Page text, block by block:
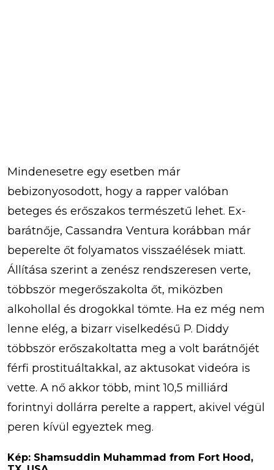
Mindenesetre egy esetben már
bebizonyosodott, hogy a rapper valóban
beteges és erőszakos természetű lehet. Ex-
barátnője, Cassandra Ventura korábban már
beperelte őt folyamatos visszaélések miatt.
Állítása szerint a zenész rendszeresen verte,
többször megerőszakolta őt, miközben
alkohollal és drogokkal tömte. Ha ez még nem
lenne elég, a bizarr viselkedésű P. Diddy
többször erőszakoltatta meg a volt barátnőjét
férfi prostituáltakkal, az aktusokat videóra is
vette. A nő akkor több, mint 10,5 milliárd
forintnyi dollárra perelte a rappert, akivel végül
peren kívül egyeztek meg.
Kép: Shamsuddin Muhammad from Fort Hood,